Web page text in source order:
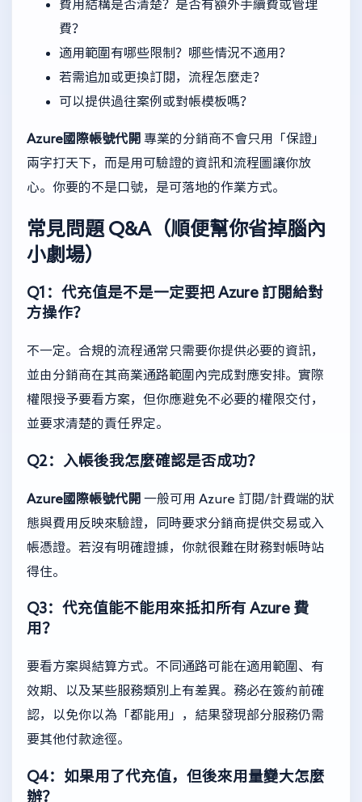
費用結構是否清楚？是否有額外手續費或管理
費？
適用範圍有哪些限制？哪些情況不適用？
若需追加或更換訂閱，流程怎麼走？
可以提供過往案例或對帳模板嗎？
Azure國際帳號代開 專業的分銷商不會只用「保證」
兩字打天下，而是用可驗證的資訊和流程圖讓你放
心。你要的不是口號，是可落地的作業方式。
常見問題 Q&A（順便幫你省掉腦內
小劇場）
Q1：代充值是不是一定要把 Azure 訂閱給對
方操作？
不一定。合規的流程通常只需要你提供必要的資訊，
並由分銷商在其商業通路範圍內完成對應安排。實際
權限授予要看方案，但你應避免不必要的權限交付，
並要求清楚的責任界定。
Q2：入帳後我怎麼確認是否成功？
Azure國際帳號代開 一般可用 Azure 訂閱/計費端的狀
態與費用反映來驗證，同時要求分銷商提供交易或入
帳憑證。若沒有明確證據，你就很難在財務對帳時站
得住。
Q3：代充值能不能用來抵扣所有 Azure 費
用？
要看方案與結算方式。不同通路可能在適用範圍、有
效期、以及某些服務類別上有差異。務必在簽約前確
認，以免你以為「都能用」，結果發現部分服務仍需
要其他付款途徑。
Q4：如果用了代充值，但後來用量變大怎麼
辦？